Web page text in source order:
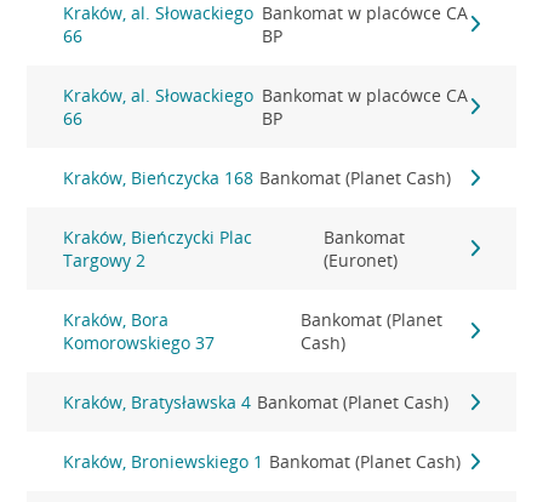
Kraków, al. Słowackiego
66
Bankomat w placówce CA
BP
Kraków, al. Słowackiego
66
Bankomat w placówce CA
BP
Kraków, Bieńczycka 168 Bankomat (Planet Cash)
Kraków, Bieńczycki Plac
Targowy 2
Bankomat
(Euronet)
Kraków, Bora
Komorowskiego 37
Bankomat (Planet
Cash)
Kraków, Bratysławska 4 Bankomat (Planet Cash)
Kraków, Broniewskiego 1 Bankomat (Planet Cash)